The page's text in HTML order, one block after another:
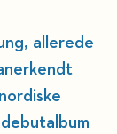
allerede